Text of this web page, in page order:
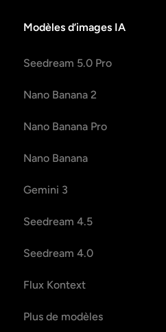
Modèles d’images IA
Seedream 5.0 Pro
Nano Banana 2
Nano Banana Pro
Nano Banana
Gemini 3
Seedream 4.5
Seedream 4.0
Flux Kontext
Plus de modèles